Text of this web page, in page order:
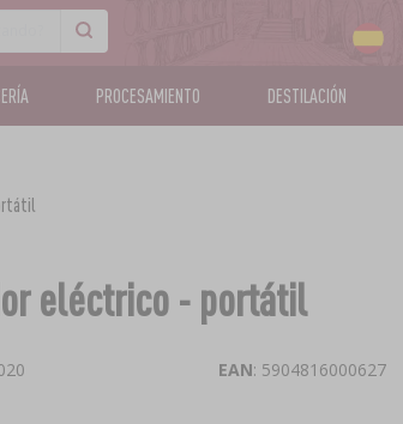
PROCESAMIENTO DESTILACIÓN
eléctrico - portátil
EAN: 5904816000627